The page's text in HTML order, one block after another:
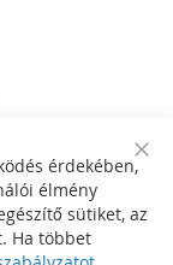
Bar
érdekében,
élmény
sütiket, az
Ha többet